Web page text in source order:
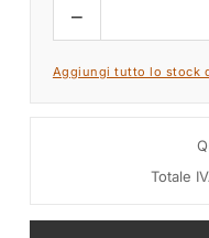
−
Aggiungi tutto lo stock
Totale